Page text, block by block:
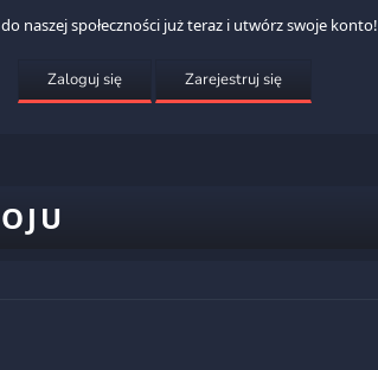
do naszej społeczności już teraz i utwórz swoje konto!
Zaloguj się Zarejestruj się